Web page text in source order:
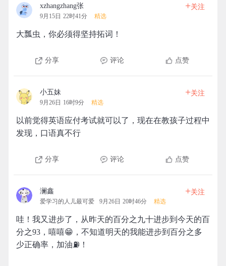
xzhangzhang张
9月15日 22时41分 精选
+关注
大瓢虫，你必须得坚持拓词！
分享 评论 点赞
小五妹
9月26日 16时9分 精选
+关注
以前觉得英语应付考试就可以了，现在在教孩子过程中
发现，口语真不行
分享 评论 点赞
澜鑫
爱学习的人儿最可爱 9月26日 20时46分 精选
+关注
哇！我又进步了，从昨天的百分之九十进步到今天的百
分之93，嘻嘻😁，不知道明天的我能进步到百分之多
少正确率，加油⛽！